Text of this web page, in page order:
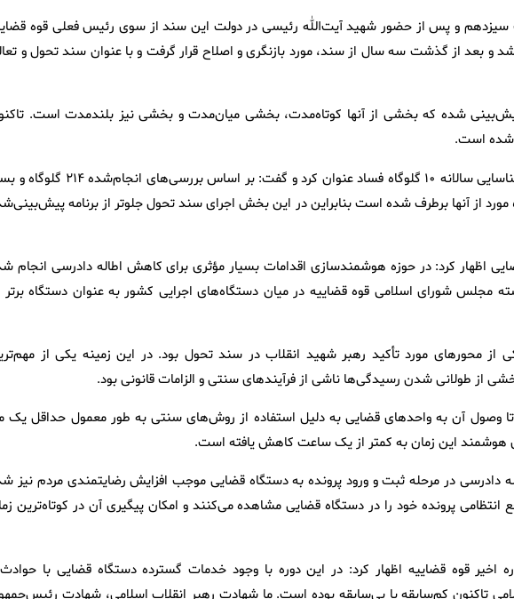
سیزدهم و پس از حضور شهید آیت‌الله رئیسی در دولت این سند از سوی رئیس فعلی قوه
و بعد از گذشت سه سال از سند، مورد بازنگری و اصلاح قرار گرفت و با عنوان سند تحول و
کرد: در این سند ۲۸۷ راهکار پیش‌بینی شده که بخشی از آنها کوتاه‌مدت، بخشی میان‌مدت و بخشی نیز بلندمدت است.
جهانگیر یکی از شاخص‌های مهم این سند را شناسایی سالانه ۱۰ گلوگاه فساد عنوان کرد و گفت: بر اساس بررسی‌های
فسادخیز در کشور شناسایی شده که تاکنون ۵۰ مورد از آنها برطرف شده است بنابراین در این بخش اجرای سند تحول جلوتر از برنامه
اظهار کرد: در حوزه هوشمندسازی اقدامات بسیار مؤثری برای کاهش اطاله دادرسی انجام
شورای اسلامی قوه قضاییه در میان دستگاه‌های اجرایی کشور به عنوان دستگاه برتر
محورهای مورد تأکید رهبر شهید انقلاب در سند تحول بود. در این زمینه یکی از
از طولانی شدن رسیدگی‌ها ناشی از فرآیندهای سنتی و الزامات قانونی بود.
وصول آن به واحدهای قضایی به دلیل استفاده از روش‌های سنتی به طور معمول حداقل یک
هوشمند این زمان به کمتر از یک ساعت کاهش یافته است.
دادرسی در مرحله ثبت و ورود پرونده به دستگاه قضایی موجب افزایش رضایتمندی مردم نیز
پرونده خود را در دستگاه قضایی مشاهده می‌کنند و امکان پیگیری آن در کوتاه‌ترین
اخیر قوه قضاییه اظهار کرد: در این دوره با وجود خدمات گسترده دستگاه قضایی با
تاکنون کم‌سابقه یا بی‌سابقه بوده است. ما شهادت رهبر انقلاب اسلامی، شهادت